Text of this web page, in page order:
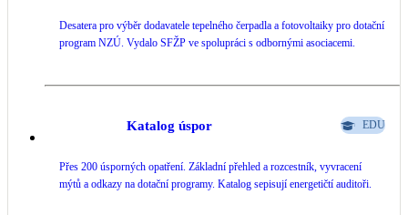
Desatera pro výběr dodavatele tepelného čerpadla a fotovoltaiky pro dotační
program NZÚ. Vydalo SFŽP ve spolupráci s odbornými asociacemi.
Katalog úspor EDU
Přes 200 úsporných opatření. Základní přehled a rozcestník, vyvracení
mýtů a odkazy na dotační programy. Katalog sepisují energetičtí auditoři.